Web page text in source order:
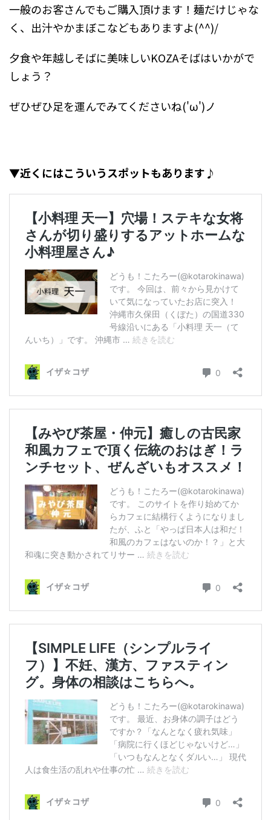
一般のお客さんでもご購入頂けます！麺だけじゃな
く、出汁やかまぼこなどもありますよ(^^)/
夕食や年越しそばに美味しいKOZAそばはいかがで
しょう？
ぜひぜひ足を運んでみてくださいね('ω')ノ
▼近くにはこういうスポットもあります♪